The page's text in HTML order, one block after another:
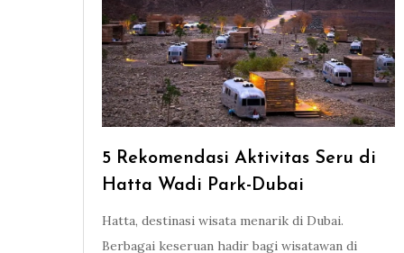
5 Rekomendasi Aktivitas Seru di
Hatta Wadi Park-Dubai
Hatta, destinasi wisata menarik di Dubai.
Berbagai keseruan hadir bagi wisatawan di